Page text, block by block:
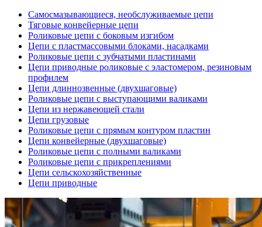
Самосмазывающиеся, необслуживаемые цепи
Тяговые конвейерные цепи
Роликовые цепи с боковым изгибом
Цепи с пластмассовыми блоками, насадками
Роликовые цепи с зубчатыми пластинами
Цепи приводные роликовые с эластомером, резиновым
профилем
Цепи длиннозвенные (двухшаговые)
Роликовые цепи с выступающими валиками
Цепи из нержавеющей стали
Цепи грузовые
Роликовые цепи с прямым контуром пластин
Цепи конвейерные (двухшаговые)
Роликовые цепи с полными валиками
Роликовые цепи с прикреплениями
Цепи сельскохозяйственные
Цепи приводные